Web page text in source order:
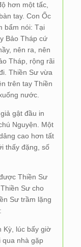
hơn một tấc,
tay. Con Ốc
bẩm nói: Tại
Bảo Tháp cứ
nên ra, nên
Tháp, rộng rãi
Thiền Sư vừa
trên tay Thiền
nước.
gật đầu in
Nguyện. Một
cao hơn tất
thấy đặng, số
Thiền Sư
Sư cho
Sư trầm lặng
Kỳ, lúc bấy giờ
qua nhà gặp